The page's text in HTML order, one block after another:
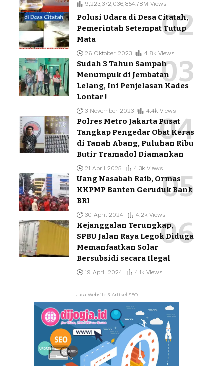
9,223,372,036,854.78M Views
Polusi Udara di Desa Citatah,
Pemerintah Setempat Tutup
Mata
26 Oktober 2023 4.8k Views
Sudah 3 Tahun Sampah
Menumpuk di Jembatan
Lelang, Ini Penjelasan Kades
Lontar !
3 November 2023 4.4k Views
Polres Metro Jakarta Pusat
Tangkap Pengedar Obat Keras
di Tanah Abang, Puluhan Ribu
Butir Tramadol Diamankan
21 April 2025 4.3k Views
Uang Nasabah Raib, Ormas
KKPMP Banten Geruduk Bank
BRI
30 April 2024 4.2k Views
Kejanggalan Terungkap,
SPBU Jalan Raya Legok Diduga
Memanfaatkan Solar
Bersubsidi secara Ilegal
19 April 2024 4.1k Views
Jasa Website & Artikel SEO